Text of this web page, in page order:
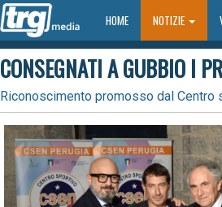
HOMEHOME NOTIZIE
CONSEGNATI A GUBBIO I
Riconoscimento promosso dal Centro